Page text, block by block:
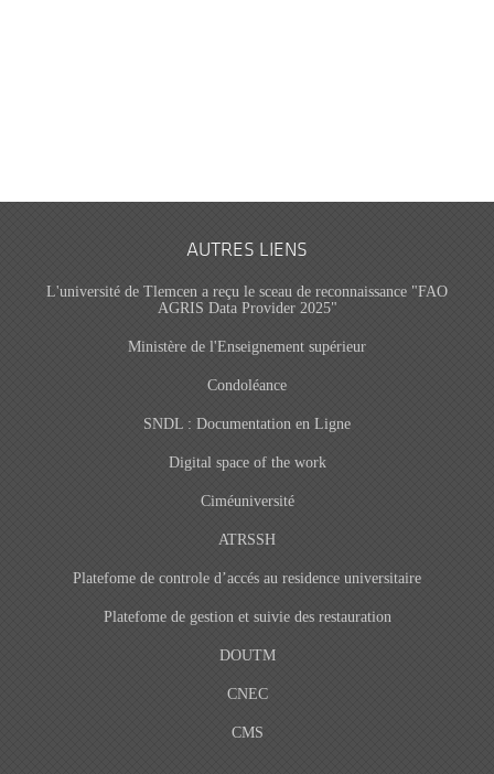
AUTRES LIENS
L'université de Tlemcen a reçu le sceau de reconnaissance "FAO
AGRIS Data Provider 2025"
Ministère de l'Enseignement supérieur
Condoléance
SNDL : Documentation en Ligne
Digital space of the work
Ciméuniversité
ATRSSH
Platefome de controle d’accés au residence universitaire
Platefome de gestion et suivie des restauration
DOUTM
CNEC
CMS